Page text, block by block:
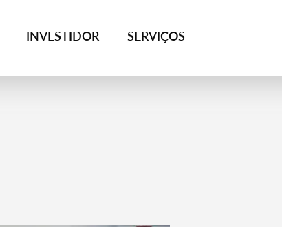
INVESTIDOR SERVIÇOS